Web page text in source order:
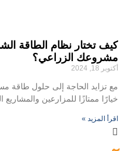
كيف تختار نظام الطاقة
مشروعك الزراعي؟
أكتوبر 18, 2024
مع تزايد الحاجة إلى حلول طاقة
خيارًا ممتازًا للمزارعين والمشاريع
اقرأ المزيد »